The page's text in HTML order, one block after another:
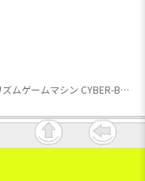
【Aグリーン】リズムゲームマシン CYBER-BEAT